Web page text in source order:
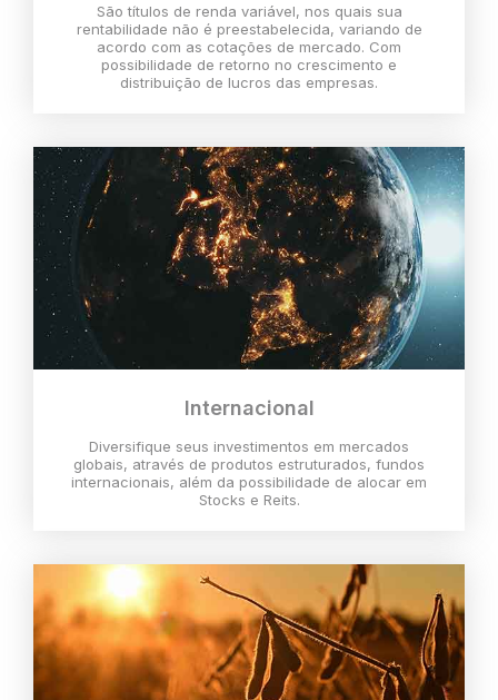
São títulos de renda variável, nos quais sua
rentabilidade não é preestabelecida, variando de
acordo com as cotações de mercado. Com
possibilidade de retorno no crescimento e
distribuição de lucros das empresas.
Internacional
Diversifique seus investimentos em mercados
globais, através de produtos estruturados, fundos
internacionais, além da possibilidade de alocar em
Stocks e Reits.